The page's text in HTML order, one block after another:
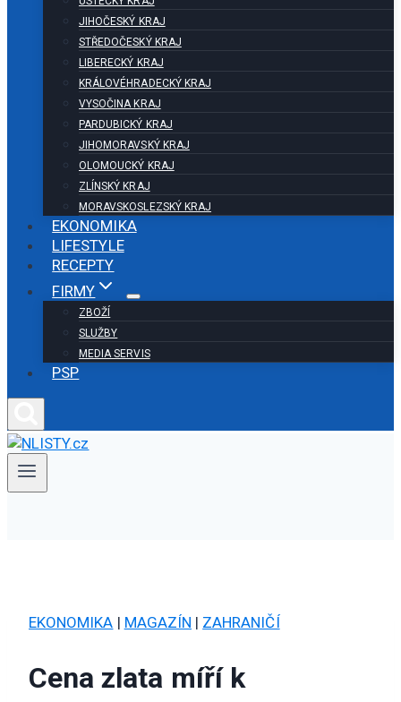
JIHOČESKÝ KRAJ
STŘEDOČESKÝ KRAJ
LIBERECKÝ KRAJ
KRÁLOVÉHRADECKÝ KRAJ
VYSOČINA KRAJ
PARDUBICKÝ KRAJ
JIHOMORAVSKÝ KRAJ
OLOMOUCKÝ KRAJ
ZLÍNSKÝ KRAJ
MORAVSKOSLEZSKÝ KRAJ
EKONOMIKA
LIFESTYLE
RECEPTY
FIRMY
ZBOŽÍ
SLUŽBY
MEDIA SERVIS
PSP
EKONOMIKA | MAGAZÍN | ZAHRANIČÍ
Cena zlata míří k